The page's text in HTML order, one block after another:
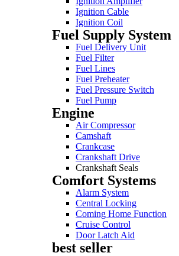
Ignition Cable
Ignition Coil
Fuel Supply System
Fuel Delivery Unit
Fuel Filter
Fuel Lines
Fuel Preheater
Fuel Pressure Switch
Fuel Pump
Engine
Air Compressor
Camshaft
Crankcase
Crankshaft Drive
Crankshaft Seals
Comfort Systems
Alarm System
Central Locking
Coming Home Function
Cruise Control
Door Latch Aid
best seller